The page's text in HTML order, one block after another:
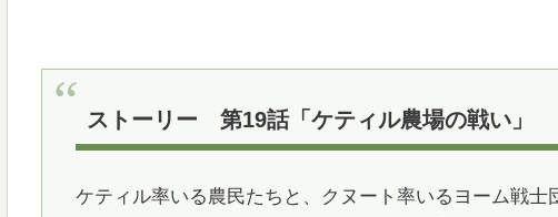
ストーリー 第19話「ケティル農場の戦い」
ケティル率いる農民たちと、クヌート率いるヨーム戦士